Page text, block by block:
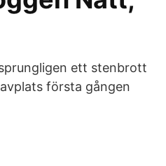
ett stenbrott
första gången